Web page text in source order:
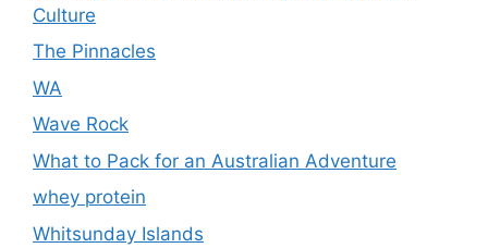
Culture
The Pinnacles
WA
Wave Rock
What to Pack for an Australian Adventure
whey protein
Whitsunday Islands